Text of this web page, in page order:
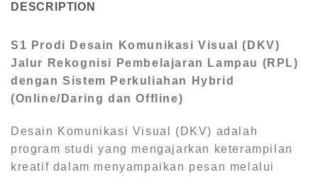
DESCRIPTION
S1 Prodi Desain Komunikasi Visual (DKV)
Jalur Rekognisi Pembelajaran Lampau (RPL)
dengan Sistem Perkuliahan Hybrid
(Online/Daring dan Offline)
Desain Komunikasi Visual (DKV) adalah
program studi yang mengajarkan keterampilan
kreatif dalam menyampaikan pesan melalui